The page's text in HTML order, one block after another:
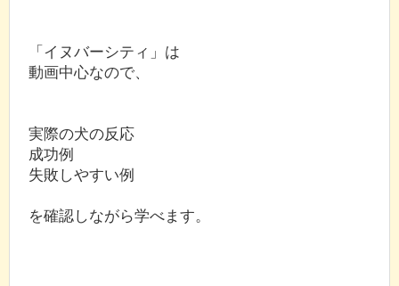
「イヌバーシティ」は
動画中心なので、
実際の犬の反応
成功例
失敗しやすい例
を確認しながら学べます。